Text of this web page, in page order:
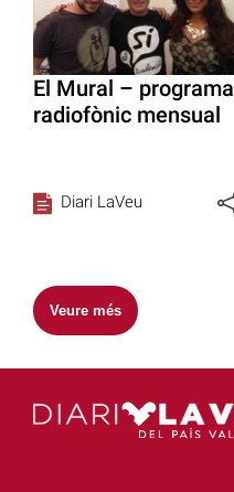
El Mural – programa
radiofònic mensual
Diari LaVeu
Veure més